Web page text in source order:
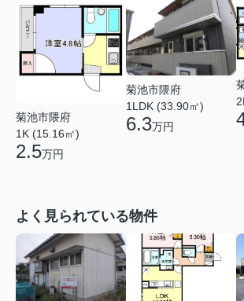
菊池市隈府
1K (15.16㎡)
2.5万円
菊池市隈府
1LDK (33.90㎡)
6.3万円
よく見られている物件